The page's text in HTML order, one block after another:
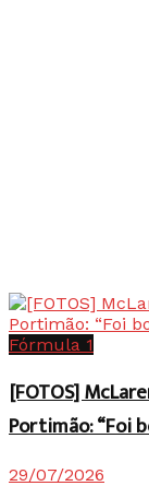
Fórmula 1
[FOTOS]
Portimão: “Foi
29/07/2026